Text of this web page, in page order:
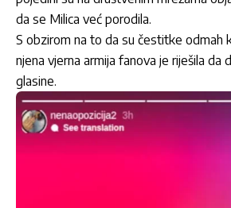
da se Milica već porodila.
S obzirom na to da su čestitke odmah
njena vjerna armija fanova je riješila da
glasine.